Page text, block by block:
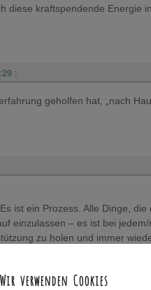
diese kraftspendende Energie
:
geholfen hat, „nach
ist ein Prozess. Alle Dinge,
einzulassen – es ist bei
zu holen und immer
kommt der
Freude in unser Leben fließt –
– derweil dürfen wir auch
Wir verwenden Cookies